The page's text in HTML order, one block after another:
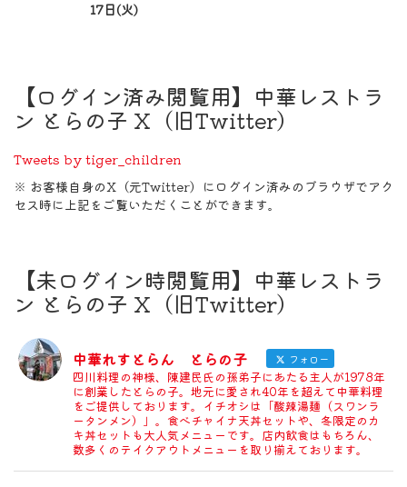
17日(火)
【ログイン済み閲覧用】中華レストラ
ン とらの子 X（旧Twitter）
Tweets by tiger_children
※ お客様自身のX（元Twitter）にログイン済みのブラウザでアク
セス時に上記をご覧いただくことができます。
【未ログイン時閲覧用】中華レストラ
ン とらの子 X（旧Twitter）
中華れすとらん とらの子 フォロー
四川料理の神様、陳建民氏の孫弟子にあたる主人が1978年
に創業したとらの子。地元に愛され40年を超えて中華料理
をご提供しております。イチオシは「酸辣湯麺（スワンラ
ータンメン）」。食べチャイナ天丼セットや、冬限定のカ
キ丼セットも大人気メニューです。店内飲食はもちろん、
数多くのテイクアウトメニューを取り揃えております。